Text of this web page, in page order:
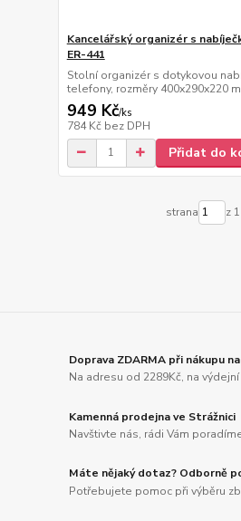
Kancelářský organizér s
ER-441
Stolní organizér s dotykovou
telefony, rozměry 400x290x220
949 Kč/ks
784 Kč bez DPH
Přidat do
strana z 1
Doprava ZDARMA při nákupu
Na adresu od 2289Kč, na
Kamenná prodejna ve Strážnici
Navštivte nás, rádi Vám
Máte nějaký dotaz? Odborně
Potřebujete pomoc při výběru